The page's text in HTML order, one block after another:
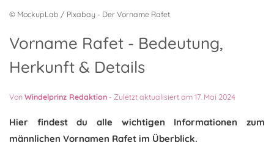
© MockupLab / Pixabay - Der Vorname Rafet
Vorname Rafet - Bedeutung,
Herkunft & Details
VonWindelprinz Redaktion - Zuletzt aktualisiert am 17. Mai 2024
Hier findest du alle wichtigen Informationen zum
männlichen Vornamen Rafet im Überblick.